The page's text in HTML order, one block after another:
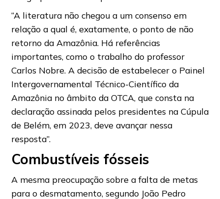
“A literatura não chegou a um consenso em
relação a qual é, exatamente, o ponto de não
retorno da Amazônia. Há referências
importantes, como o trabalho do professor
Carlos Nobre. A decisão de estabelecer o Painel
Intergovernamental Técnico-Científico da
Amazônia no âmbito da OTCA, que consta na
declaração assinada pelos presidentes na Cúpula
de Belém, em 2023, deve avançar nessa
resposta”.
Combustíveis fósseis
A mesma preocupação sobre a falta de metas
para o desmatamento, segundo João Pedro